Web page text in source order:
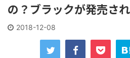
の？ブラックが発売さ
2018-12-08